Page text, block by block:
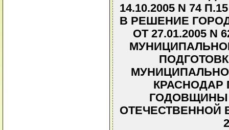
14.10.2005 N 74
В РЕШЕНИЕ
ОТ 27.01.2005
КРАСНОДАР
ГОДОВЩИНЫ
ОТЕЧЕСТВЕННОЙ